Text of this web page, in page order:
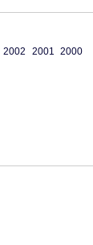
2002 2001 2000